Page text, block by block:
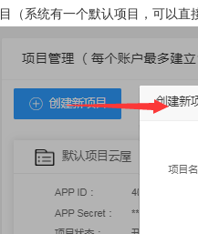
（系统有一个默认项目，可以直